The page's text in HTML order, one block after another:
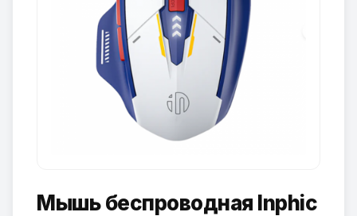
Мышь беспроводная Inphic